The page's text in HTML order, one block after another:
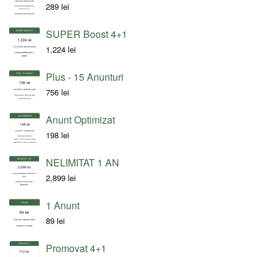
289 lei
SUPER Boost 4+1
1,224 lei
Plus - 15 Anunturi
756 lei
Anunt Optimizat
198 lei
NELIMITAT 1 AN
2,899 lei
1 Anunt
89 lei
Promovat 4+1